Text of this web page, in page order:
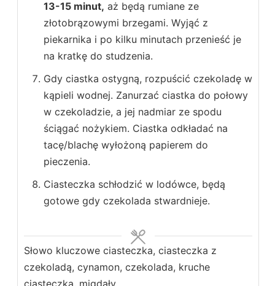
13-15 minut, aż będą rumiane ze
złotobrązowymi brzegami. Wyjąć z
piekarnika i po kilku minutach przenieść je
na kratkę do studzenia.
Gdy ciastka ostygną, rozpuścić czekoladę w
kąpieli wodnej. Zanurzać ciastka do połowy
w czekoladzie, a jej nadmiar ze spodu
ściągać nożykiem. Ciastka odkładać na
tacę/blachę wyłożoną papierem do
pieczenia.
Ciasteczka schłodzić w lodówce, będą
gotowe gdy czekolada stwardnieje.
Słowo kluczowe ciasteczka, ciasteczka z
czekoladą, cynamon, czekolada, kruche
ciasteczka, migdały